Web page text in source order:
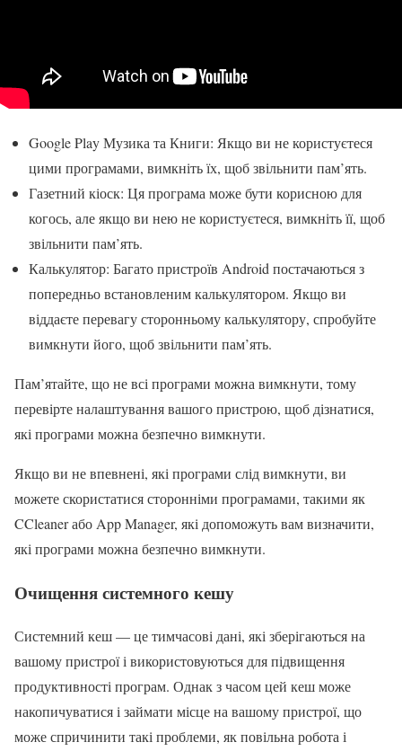
Google Play Музика та Книги: Якщо ви не користуєтеся
цими програмами, вимкніть їх, щоб звільнити пам’ять.
Газетний кіоск: Ця програма може бути корисною для
когось, але якщо ви нею не користуєтеся, вимкніть її, щоб
звільнити пам’ять.
Калькулятор: Багато пристроїв Android постачаються з
попередньо встановленим калькулятором. Якщо ви
віддаєте перевагу сторонньому калькулятору, спробуйте
вимкнути його, щоб звільнити пам’ять.
Пам’ятайте, що не всі програми можна вимкнути, тому
перевірте налаштування вашого пристрою, щоб дізнатися,
які програми можна безпечно вимкнути.
Якщо ви не впевнені, які програми слід вимкнути, ви
можете скористатися сторонніми програмами, такими як
CCleaner або App Manager, які допоможуть вам визначити,
які програми можна безпечно вимкнути.
Очищення системного кешу
Системний кеш — це тимчасові дані, які зберігаються на
вашому пристрої і використовуються для підвищення
продуктивності програм. Однак з часом цей кеш може
накопичуватися і займати місце на вашому пристрої, що
може спричинити такі проблеми, як повільна робота і